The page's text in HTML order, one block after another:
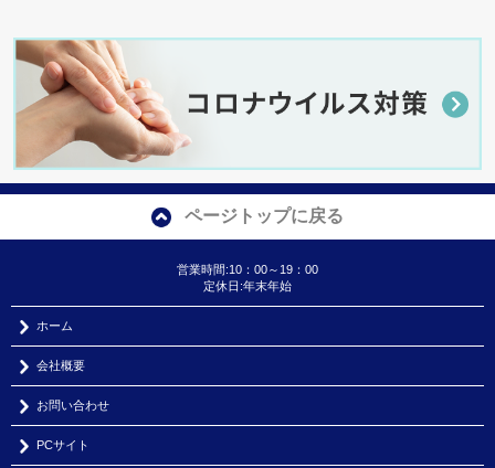
ページトップに戻る
営業時間:10：00～19：00
定休日:年末年始
ホーム
会社概要
お問い合わせ
PCサイト